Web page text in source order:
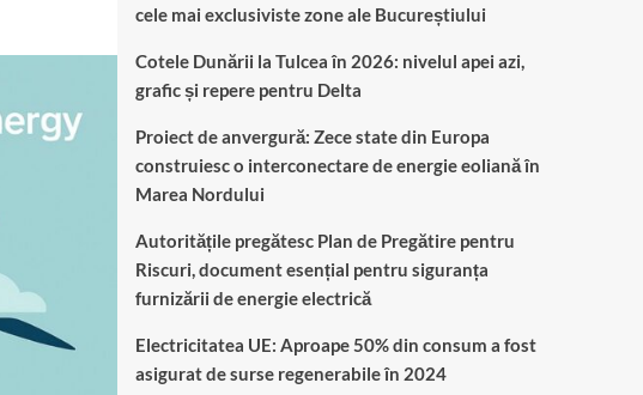
cele mai exclusiviste zone ale Bucureștiului
Cotele Dunării la Tulcea în 2026: nivelul apei azi,
grafic și repere pentru Delta
Proiect de anvergură: Zece state din Europa
construiesc o interconectare de energie eoliană în
Marea Nordului
Autoritățile pregătesc Plan de Pregătire pentru
Riscuri, document esențial pentru siguranța
furnizării de energie electrică
Electricitatea UE: Aproape 50% din consum a fost
asigurat de surse regenerabile în 2024